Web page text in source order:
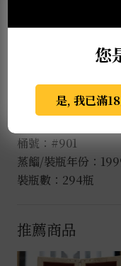
艾德多爾單桶、及
敬。
【艾德多爾- 25年
酒精濃度 : 55%
桶號：#901
蒸餾/裝瓶年份：
裝瓶數：294瓶
推薦商品
您
是, 我已滿